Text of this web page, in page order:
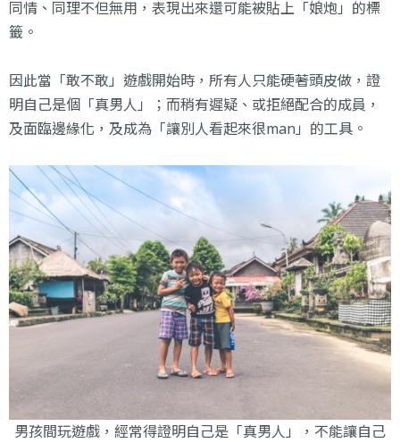
同情、同理不但無用，表現出來還可能被貼上「娘炮」的標
籤。
因此當「敢不敢」遊戲開始時，所有人只能硬著頭皮做，證
明自己是個「真男人」；而稍有遲疑、或拒絕配合的成員，
及面臨邊緣化，及成為「讓別人看起來很man」的工具。
男孩間玩遊戲，經常得證明自己是「真男人」，不能讓自己